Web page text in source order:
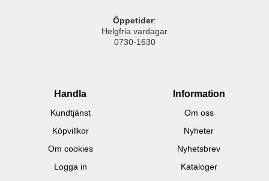
Öppetider:
Helgfria vardagar
0730-1630
Handla
Kundtjänst
Köpvillkor
Om cookies
Logga in
Information
Om oss
Nyheter
Nyhetsbrev
Kataloger